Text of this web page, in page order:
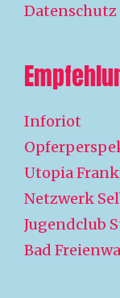
Datenschutz
Inforiot
Utopia
Netzwerk
Jugendclub
Bad